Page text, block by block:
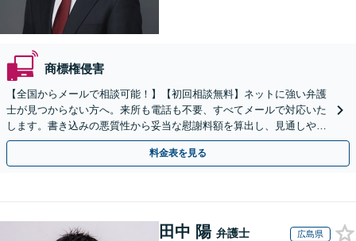
商標権侵害
【全国からメールで相談可能！】【初回相談無料】ネットに強い弁護
士が見つからない方へ。来所も電話も不要、すべてメールで対応いた
します。書き込みの悪質性から妥当な慰謝料額を算出し、見通しや費
用面のリスクも包み隠さずお伝えしサポートします。
料金表を見る
田中 陽 弁護士 広島県